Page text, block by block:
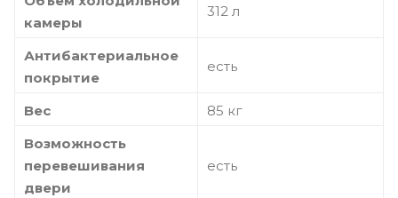
камеры
312 л
Антибактериальное
покрытие
есть
Вес
85 кг
Возможность
перевешивания
двери
есть